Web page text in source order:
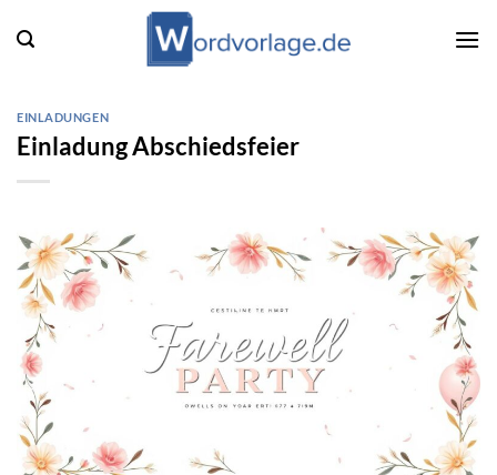
Inhalt
EINLADUNGEN
Einladung Abschiedsfeier